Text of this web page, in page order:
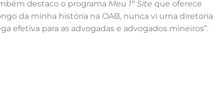
destaco o programa Meu 1º Site que oferece
da minha história na OAB, nunca vi uma diretoria
efetiva para as advogadas e advogados mineiros”.